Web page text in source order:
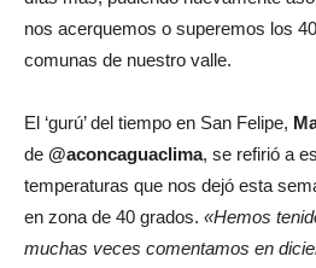
nos acerquemos o superemos los
comunas de nuestro valle.
El ‘gurú’ del tiempo en San Felipe,
de @aconcaguaclima, se refirió a
temperaturas que nos dejó esta
en zona de 40 grados. «Hemos
muchas veces comentamos en